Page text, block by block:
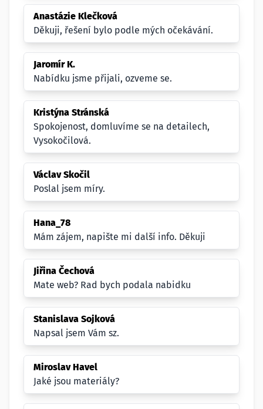
Anastázie Klečková
Děkuji, řešení bylo podle mých očekávání.
Jaromír K.
Nabídku jsme přijali, ozveme se.
Kristýna Stránská
Spokojenost, domluvíme se na detailech,
Vysokočilová.
Václav Skočil
Poslal jsem míry.
Hana_78
Mám zájem, napište mi další info. Děkuji
Jiřina Čechová
Mate web? Rad bych podala nabidku
Stanislava Sojková
Napsal jsem Vám sz.
Miroslav Havel
Jaké jsou materiály?